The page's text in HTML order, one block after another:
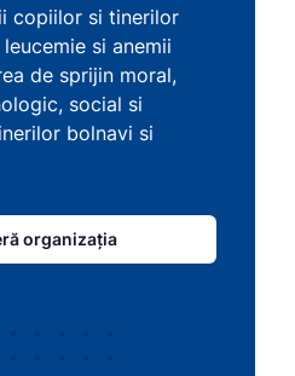
copiilor si tinerilor
si anemii
de sprijin moral,
social si
bolnavi si
organizația